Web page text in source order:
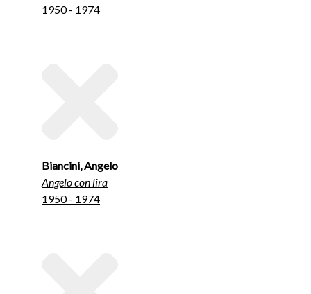
1950 - 1974
Biancini, Angelo
Angelo con lira
1950 - 1974